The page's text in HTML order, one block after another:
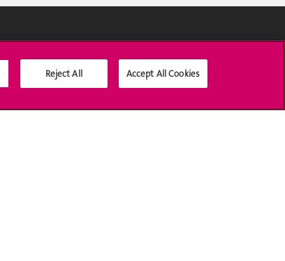
Reject All Accept All Cookies